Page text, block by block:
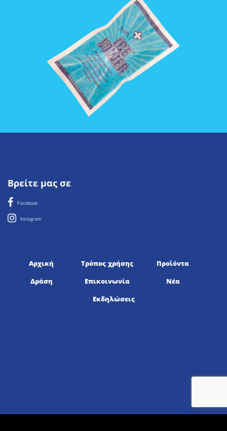
Βρείτε μας σε
Facebook
Instagram
Αρχική Τρόπος χρήσης
Προϊόντα
Δράση
Επικοινωνία
Νέα
Εκδηλώσεις